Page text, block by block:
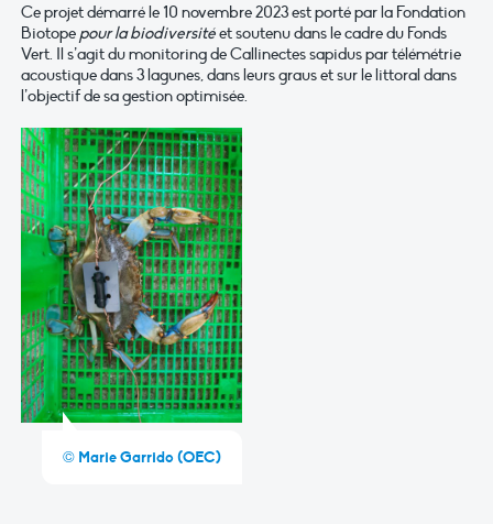
Ce projet démarré le 10 novembre 2023 est porté par la Fondation
Biotopepour la biodiversitéet soutenu dans le cadre du Fonds
Vert. Il s’agit du monitoring de Callinectes sapidus par télémétrie
acoustique dans 3 lagunes, dans leurs graus et sur le littoral dans
l’objectif de sa gestion optimisée.
© Marie Garrido (OEC)